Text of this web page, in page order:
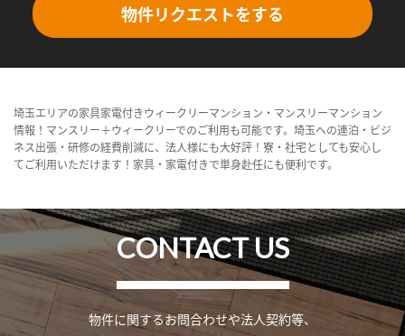
物件リクエストをする
埼玉エリアの家具家電付きウィークリーマンション・マンスリーマンション
情報！マンスリー＋ウィークリーでのご利用も可能です。埼玉への連泊・ビジ
ネス出張・研修の経費削減に、法人様にも大好評！寮・社宅としても安心し
てご利用いただけます！家具・家電付きで単身赴任にも便利です。
CONTACT US
物件に関するお問合わせや法人契約等、